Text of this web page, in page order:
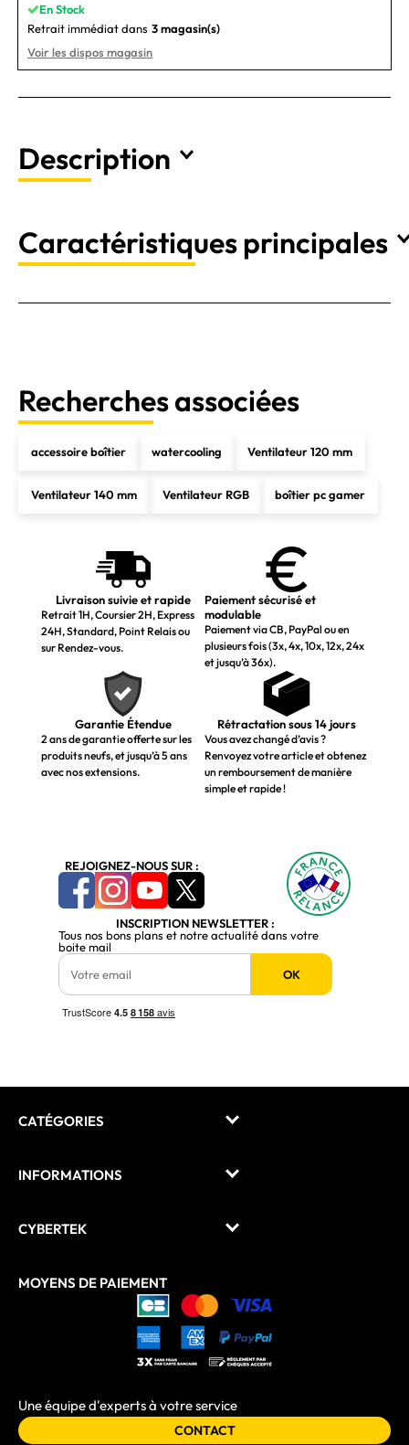
En Stock
Retrait immédiat dans 3 magasin(s)
Voir les dispos magasin
Description
Caractéristiques principales
Recherches associées
accessoire boîtier watercooling Ventilateur 120 mm
Ventilateur 140 mm Ventilateur RGB boîtier pc gamer
Livraison suivie et rapide
Retrait 1H, Coursier 2H, Express
24H, Standard, Point Relais ou
sur Rendez-vous.
Paiement sécurisé et
modulable
Paiement via CB, PayPal ou en
plusieurs fois (3x, 4x, 10x, 12x, 24x
et jusqu’à 36x).
Garantie Étendue
2 ans de garantie offerte sur les
produits neufs, et jusqu’à 5 ans
avec nos extensions.
Rétractation sous 14 jours
Vous avez changé d’avis ?
Renvoyez votre article et obtenez
un remboursement de manière
simple et rapide !
REJOIGNEZ-NOUS SUR :
INSCRIPTION NEWSLETTER :
Tous nos bons plans et notre actualité dans votre
boite mail
OK
CATÉGORIES
INFORMATIONS
CYBERTEK
MOYENS DE PAIEMENT
Une équipe d'experts à votre service
CONTACT